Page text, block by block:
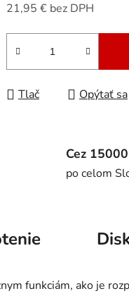
21,95 € bez DPH
Jednotková cena:
Tlač Opýtať sa
Cez
po celom
funkciám, ako je